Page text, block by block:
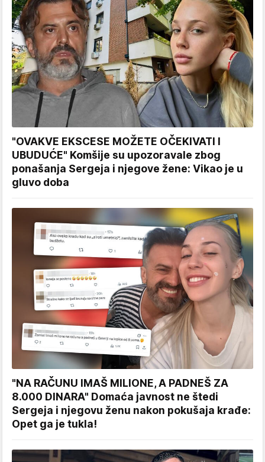
"OVAKVE EKSCESE MOŽETE OČEKIVATI I
UBUDUĆE" Komšije su upozoravale zbog
ponašanja Sergeja i njegove žene: Vikao je u
gluvo doba
"NA RAČUNU IMAŠ MILIONE, A PADNEŠ ZA
8.000 DINARA" Domaća javnost ne štedi
Sergeja i njegovu ženu nakon pokušaja krađe:
Opet ga je tukla!